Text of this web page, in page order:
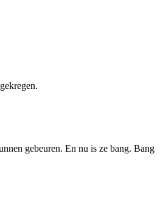
gebeuren. En nu is ze bang. Bang